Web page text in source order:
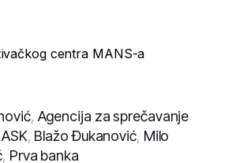
centra MANS-a
, Agencija za sprečavanje
ASK, Blažo Đukanović, Milo
, Prva banka